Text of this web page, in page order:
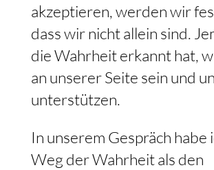
akzeptieren, werden wir
dass wir nicht allein sind.
die Wahrheit erkannt hat,
an unserer Seite sein und
unterstützen.
In unserem Gespräch habe
Weg der Wahrheit als den